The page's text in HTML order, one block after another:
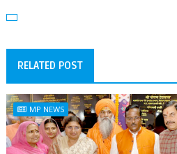
RELATED POST
MP NEWS